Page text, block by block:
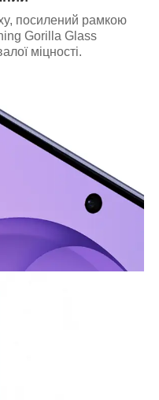
посилений рамкою
Gorilla Glass
міцності.